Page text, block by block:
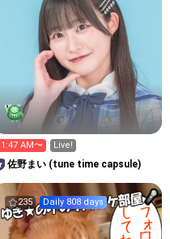
AM〜 Live!
佐野まい (tune time capsule)
235 Daily 808 days